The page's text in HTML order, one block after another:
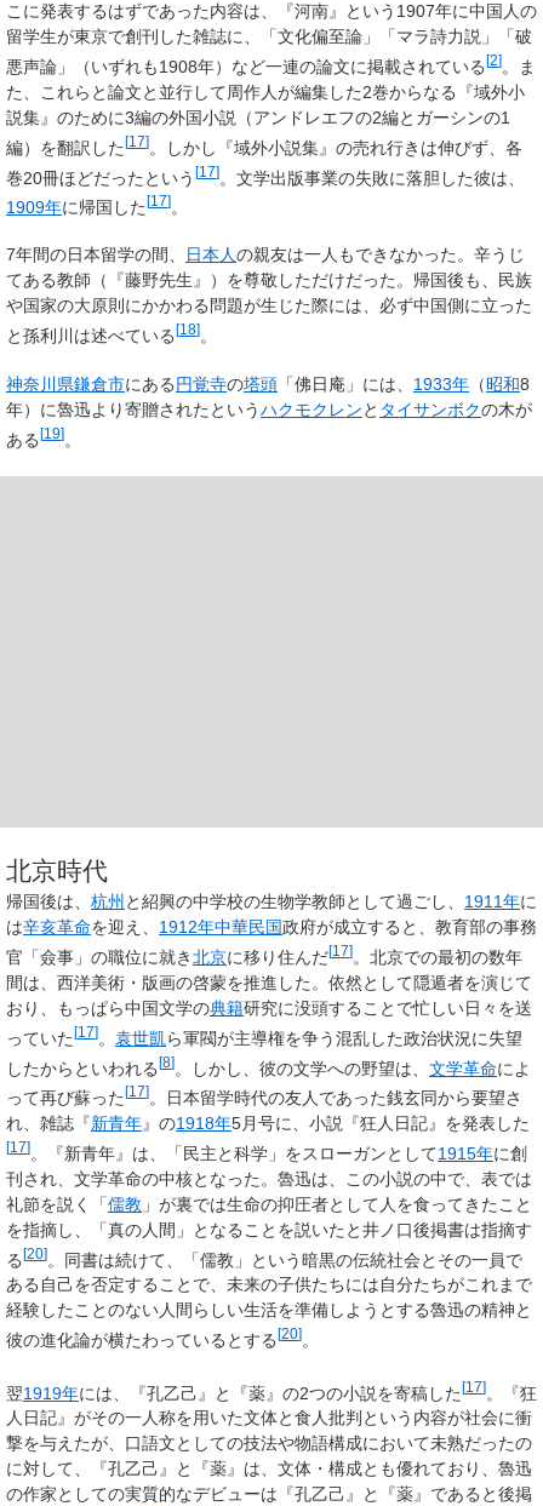
こに発表するはずであった内容は、『河南』という1907年に中国人の
留学生が東京で創刊した雑誌に、「文化偏至論」「マラ詩力説」「破
悪声論」（いずれも1908年）など一連の論文に掲載されている [2] 。ま
た、これらと論文と並行して周作人が編集した2巻からなる『域外小
説集』のために3編の外国小説（アンドレエフの2編とガーシンの1
編）を翻訳した[17]。しかし『域外小説集』の売れ行きは伸びず、各
巻20冊ほどだったという [17]。文学出版事業の失敗に落胆した彼は、
1909年に帰国した [17] 。
7年間の日本留学の間、 日本人の親友は一人もできなかった。辛うじ
てある教師（『藤野先生』）を尊敬しただけだった。帰国後も、民族
や国家の大原則にかかわる問題が生じた際には、必ず中国側に立った
と孫利川は述べている [18] 。
神奈川県鎌倉市にある円覚寺の塔頭 「佛日庵」には、 1933年 （昭和8
年）に魯迅より寄贈されたというハクモクレンと タイサンボクの木が
ある[19]。
北京時代
帰国後は、 杭州 と紹興の中学校の生物学教師として過ごし、 1911年に
は辛亥革命を迎え、 1912年中華民国政府が成立すると、教育部の事務
官「僉事」の職位に就き北京に移り住んだ[17] 。北京での最初の数年
間は、西洋美術・版画の啓蒙を推進した。依然として隠遁者を演じて
おり、もっぱら中国文学の典籍研究に没頭することで忙しい日々を送
っていた [17] 。 袁世凱 ら軍閥が主導権を争う混乱した政治状況に失望
したからといわれる[8]。しかし、彼の文学への野望は、 文学革命によ
って再び蘇った [17] 。日本留学時代の友人であった銭玄同から要望さ
れ、雑誌『新青年』の1918年5月号に、小説『狂人日記』を発表した
[17]。『新青年』は、「民主と科学」をスローガンとして1915年に創
刊され、文学革命の中核となった。魯迅は、この小説の中で、表では
礼節を説く「儒教 」が裏では生命の抑圧者として人を食ってきたこと
を指摘し、「真の人間」となることを説いたと井ノ口後掲書は指摘す
る[20]。同書は続けて、「儒教」という暗黒の伝統社会とその一員で
ある自己を否定することで、未来の子供たちには自分たちがこれまで
経験したことのない人間らしい生活を準備しようとする魯迅の精神と
彼の進化論が横たわっているとする [20] 。
翌1919年には、『孔乙己』と『薬』の2つの小説を寄稿した[17]。『狂
人日記』がその一人称を用いた文体と食人批判という内容が社会に衝
撃を与えたが、口語文としての技法や物語構成において未熟だったの
に対して、『孔乙己』と『薬』は、文体・構成とも優れており、魯迅
の作家としての実質的なデビューは『孔乙己』と『薬』であると後掲